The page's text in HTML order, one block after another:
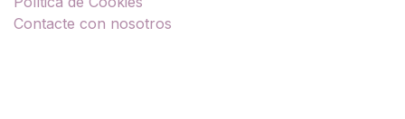
Contacte con nosotros